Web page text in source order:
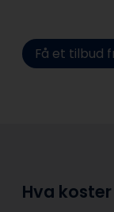
Få et tilbud
Hva